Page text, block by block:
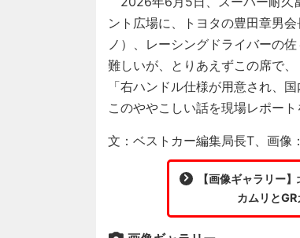
ント広場に、トヨタの豊田章男
ノ）、レーシングドライバーの
難しいが、とりあえずこの席で
「右ハンドル仕様が用意され、
このややこしい話を現場レポート
文：ベストカー編集局長T、画像
【画像ギャラリー
カムリと